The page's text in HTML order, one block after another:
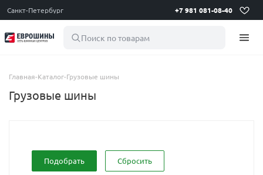
Санкт-Петербург +7 981 081-08-40
Поиск по товарам
Главная-Каталог-Грузовые шины
Грузовые шины
Сбросить